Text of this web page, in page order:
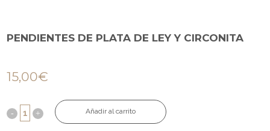
PENDIENTES DE PLATA DE LEY Y CIRCONITA
15,00€
Añadir al carrito